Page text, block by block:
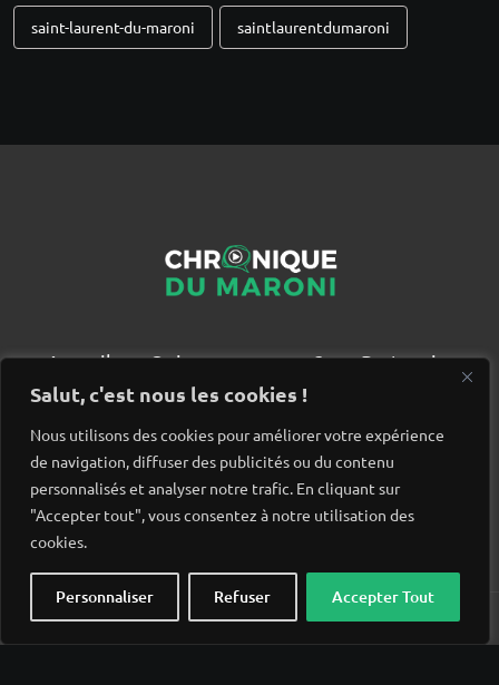
Salut, c'est nous les cookies !
Nous utilisons des cookies pour améliorer votre expérience
de navigation, diffuser des publicités ou du contenu
personnalisés et analyser notre trafic. En cliquant sur
"Accepter tout", vous consentez à notre utilisation des
cookies.
Personnaliser Refuser Accepter Tout
saint-laurent-du-maroni saintlaurentdumaroni
Accueil Qui sommes nous ?
Partenaires
Contact